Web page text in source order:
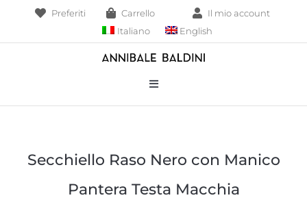
contenuto
Preferiti Carrello
Il mio account
Italiano
English
Toggle
Navigation
Collane
Secchiello Raso Nero con Manico
Pantera Testa Macchia